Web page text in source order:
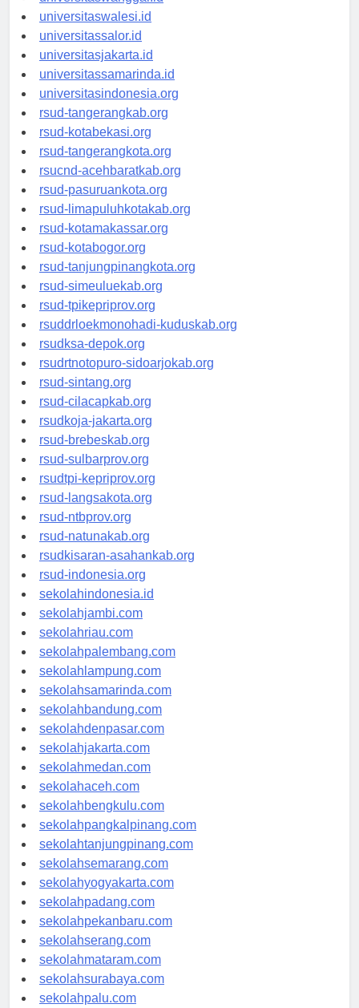
universitaswanggar.id
universitaswalesi.id
universitassalor.id
universitasjakarta.id
universitassamarinda.id
universitasindonesia.org
rsud-tangerangkab.org
rsud-kotabekasi.org
rsud-tangerangkota.org
rsucnd-acehbaratkab.org
rsud-pasuruankota.org
rsud-limapuluhkotakab.org
rsud-kotamakassar.org
rsud-kotabogor.org
rsud-tanjungpinangkota.org
rsud-simeuluekab.org
rsud-tpikepriprov.org
rsuddrloekmonohadi-kuduskab.org
rsudksa-depok.org
rsudrtnotopuro-sidoarjokab.org
rsud-sintang.org
rsud-cilacapkab.org
rsudkoja-jakarta.org
rsud-brebeskab.org
rsud-sulbarprov.org
rsudtpi-kepriprov.org
rsud-langsakota.org
rsud-ntbprov.org
rsud-natunakab.org
rsudkisaran-asahankab.org
rsud-indonesia.org
sekolahindonesia.id
sekolahjambi.com
sekolahriau.com
sekolahpalembang.com
sekolahlampung.com
sekolahsamarinda.com
sekolahbandung.com
sekolahdenpasar.com
sekolahjakarta.com
sekolahmedan.com
sekolahaceh.com
sekolahbengkulu.com
sekolahpangkalpinang.com
sekolahtanjungpinang.com
sekolahsemarang.com
sekolahyogyakarta.com
sekolahpadang.com
sekolahpekanbaru.com
sekolahserang.com
sekolahmataram.com
sekolahsurabaya.com